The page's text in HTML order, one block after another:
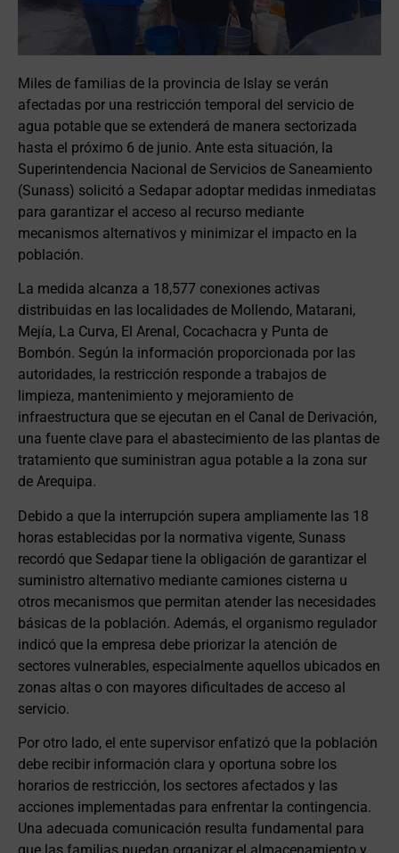
Miles de familias de la provincia de Islay se verán
afectadas por una restricción temporal del servicio de
agua potable que se extenderá de manera sectorizada
hasta el próximo 6 de junio. Ante esta situación, la
Superintendencia Nacional de Servicios de Saneamiento
(Sunass) solicitó a Sedapar adoptar medidas inmediatas
para garantizar el acceso al recurso mediante
mecanismos alternativos y minimizar el impacto en la
población.
La medida alcanza a 18,577 conexiones activas
distribuidas en las localidades de Mollendo, Matarani,
Mejía, La Curva, El Arenal, Cocachacra y Punta de
Bombón. Según la información proporcionada por las
autoridades, la restricción responde a trabajos de
limpieza, mantenimiento y mejoramiento de
infraestructura que se ejecutan en el Canal de Derivación,
una fuente clave para el abastecimiento de las plantas de
tratamiento que suministran agua potable a la zona sur
de Arequipa.
Debido a que la interrupción supera ampliamente las 18
horas establecidas por la normativa vigente, Sunass
recordó que Sedapar tiene la obligación de garantizar el
suministro alternativo mediante camiones cisterna u
otros mecanismos que permitan atender las necesidades
básicas de la población. Además, el organismo regulador
indicó que la empresa debe priorizar la atención de
sectores vulnerables, especialmente aquellos ubicados en
zonas altas o con mayores dificultades de acceso al
servicio.
Por otro lado, el ente supervisor enfatizó que la población
debe recibir información clara y oportuna sobre los
horarios de restricción, los sectores afectados y las
acciones implementadas para enfrentar la contingencia.
Una adecuada comunicación resulta fundamental para